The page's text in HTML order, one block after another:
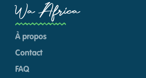
Wa Africa
À propos
Contact
FAQ